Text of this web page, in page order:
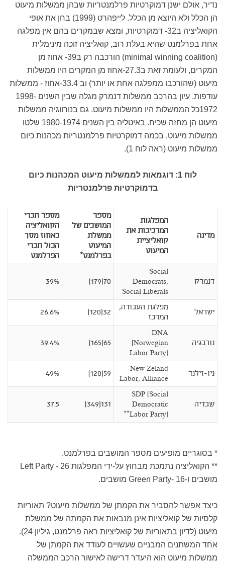
נדיר, אולם ישנן דמוקרטיות פרלמנטריות שבהן ממשלות מיעוט
הן הכלל ולא היוצא מן הכלל. לייפהרט (1999) בחן את אופי
הקואליציה ב32- דמוקרטיות, ומצא שבמקרים בהם אין מפלגה
אחת בפרלמנט שהיא בעלת רוב, קואליציה זוכה מינימלית
(minimal winning coalition) הורכבה רק ב39- אחוז מן
המקרים, ולעומת זאת ב27.3-אחוז מן המקרים היו ממשלות
מיעוט (שהורכבו ממפלגה אחת או יותר) וב 33.4-אחוז - ממשלות
עודפות. עיון בהרכב ממשלות דנמרק מגלה שבין השנים 1998-
1972כל הממשלות היו ממשלות מיעוט. גם בנורווגיה ממשלות
מיעוט הן מחזה שכיח. באיטליה בין השנים 1980-1974 שלטו
ממשלות מיעוט. בכמה דמוקרטיות פרלמנטריות מכהנות כיום
ממשלות מיעוט (ראה לוח 1).
לוח 1: דוגמאות לממשלות מיעוט המכהנות כיום
בדמוקרטיות פרלמנטריות
מדינה
המפלגות
המרכיבות את
קואליציית
המיעוט
מספר
המושבים של
ממשלת
המיעוט
בפרלמנט*
מספר חברי
הקואליציה
כאחוז מסך
הכול חברי
הפרלמנט
דנמרק
Social
Democrats,
Social Liberals
70(179)
39%
ישראל
מפלגת העבודה,
המרכז
32(120)
26.6%
נורבגיה
DNA
(Norwegian
Labor Party)
65(165)
39.4%
ניו-זילנד
New Zeland
Labor, Alliance
59(120)
49%
שבדיה
SDP (Social
Democratic
Labor Party)**
131(349)
37.5
* בסוגריים מופיעים מספר המושבים בפרלמנט.
** הקואליציה נתמכת מבחוץ על-ידי המפלגות Left Party - 26
מושבים ו-Green Party- 16 מושבים.
כיצד אפשר להסביר את הקמתן של ממשלות מיעוט? תאוריות
קלסיות של קואליציות אינן מנבאות את הקמתה של ממשלת
מיעוט (לדיון בתאוריות של קואליציות ראה פרלמנט, גיליון 24).
אחד המשתנים המבניים שעשויים לעודד את הקמתן של
ממשלות מיעוט הוא היעדר דרישה לאישור הרכב הממשלה